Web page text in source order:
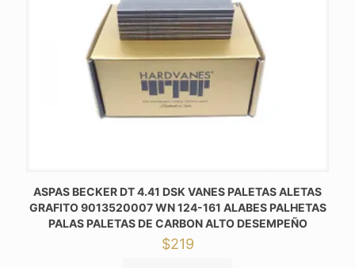
ASPAS BECKER DT 4.41 DSK VANES PALETAS ALETAS
GRAFITO 9013520007 WN 124-161 ALABES PALHETAS
PALAS PALETAS DE CARBON ALTO DESEMPEÑO
$219